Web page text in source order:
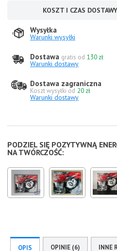
KOSZT I CZAS DOSTAWY
Wysyłka
Warunki wysyłki
Dostawa gratis od 130 zł
Warunki dostawy
Dostawa zagraniczna
Koszt wysyłki od 20 zł
Warunki dostawy
PODZIEL SIĘ POZYTYWNĄ
NA TWÓRCZOŚĆ:
OPIS OPINIE (6) INNE